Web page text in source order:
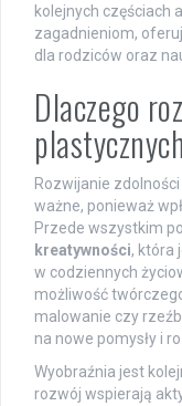
kolejnych częściach
zagadnieniom,
dla rodziców oraz
Dlaczego
Rozwijanie
ważne, ponieważ
Przede wszystkim
kreatywności, która
w codziennych
możliwość
malowanie czy
na nowe pomysły i
Wyobraźnia jest
rozwój wspierają